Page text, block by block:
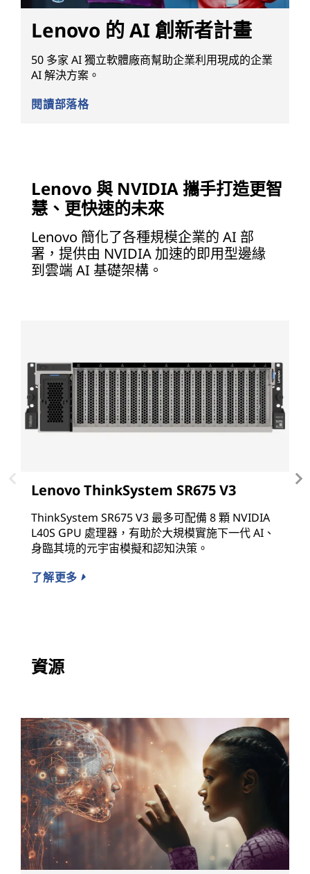
Lenovo 的 AI 創新者計畫
50 多家 AI 獨立軟體廠商幫助企業利用現成的企業
AI 解決方案。
閱讀部落格
Lenovo 與 NVIDIA 攜手打造更智
慧、更快速的未來
Lenovo 簡化了各種規模企業的 AI 部
署，提供由 NVIDIA 加速的即用型邊緣
到雲端 AI 基礎架構。
Lenovo ThinkSystem SR675 V3
ThinkSystem SR675 V3 最多可配備 8 顆 NVIDIA
L40S GPU 處理器，有助於大規模實施下一代 AI、
身臨其境的元宇宙模擬和認知決策。
了解更多
資源